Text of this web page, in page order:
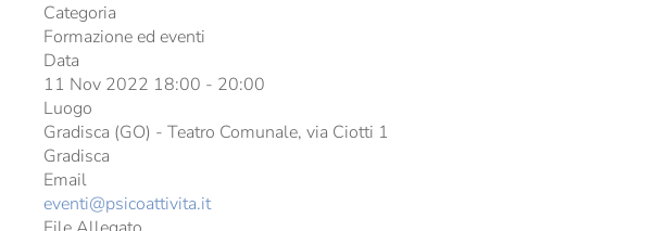
Categoria
Formazione ed eventi
Data
11 Nov 2022 18:00 - 20:00
Luogo
Gradisca (GO) - Teatro Comunale, via Ciotti 1
Gradisca
Email
eventi@psicoattivita.it